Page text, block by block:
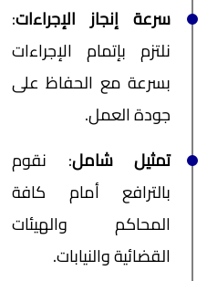
سرعة إنجاز الإجراءات:
نلتزم بإتمام الإجراءات
بسرعة مع الحفاظ على
جودة العمل.
تمثيل شامل: نقوم
بالترافع أمام كافة
المحاكم والهيئات
القضائية والنيابات.